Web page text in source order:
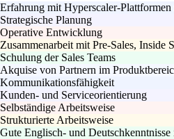
Erfahrung mit Hyperscaler-
Strategische Planung
Operative Entwicklung
Zusammenarbeit mit Pre-Sales, Inside
Schulung der Sales Teams
Akquise von Partnern im
Kommunikationsfähigkeit
Kunden- und Serviceorientierung
Selbständige Arbeitsweise
Strukturierte Arbeitsweise
Gute Englisch- und